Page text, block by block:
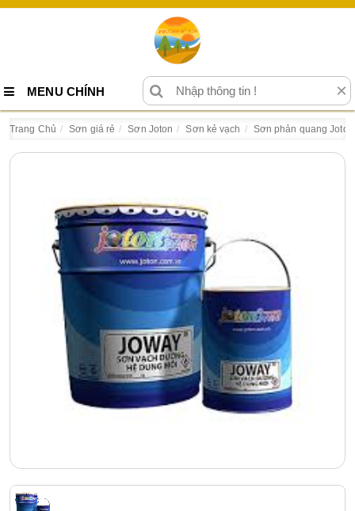
MENU CHÍNH ×
Trang Chủ Sơn giá rẻ Sơn Joton Sơn kẻ vạch Sơn phản quang Joton